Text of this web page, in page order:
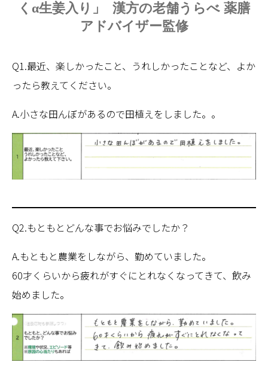
くα生姜入り」 漢方の老舗うらべ 薬膳
アドバイザー監修
Q1.最近、楽しかったこと、うれしかったことなど、よか
ったら教えてください。
A.小さな田んぼがあるので田植えをしました。。
Q2.もともとどんな事でお悩みでしたか？
A.もともと農業をしながら、勤めていました。
60才くらいから疲れがすぐにとれなくなってきて、飲み
始めました。